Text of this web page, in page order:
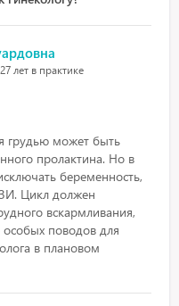
лет в практике
грудью может быть
пролактина. Но в
беременность,
Цикл должен
вскармливания,
поводов для
в плановом